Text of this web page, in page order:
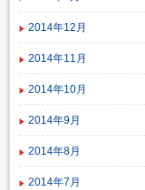
2014年12月
2014年11月
2014年10月
2014年9月
2014年8月
2014年7月